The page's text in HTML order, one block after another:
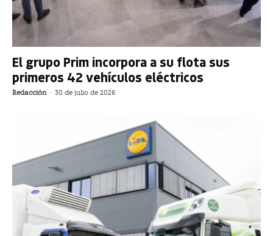
El grupo Prim incorpora a su flota sus
primeros 42 vehículos eléctricos
Redacción - 30 de julio de 2026